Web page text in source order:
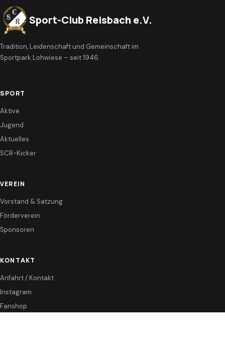
Sport-Club Reisbach e.V.
Tradition, Leidenschaft und Gemeinschaft im
Sportpark Lohwiese – seit 1946.
SPORT
Aktive
Jugend
Aktuelles
SCR-Kicker
VEREIN
Vorstand & Satzung
Förderverein
Sponsoren
KONTAKT
Anfahrt / Kontakt
Instagram
Fanshop